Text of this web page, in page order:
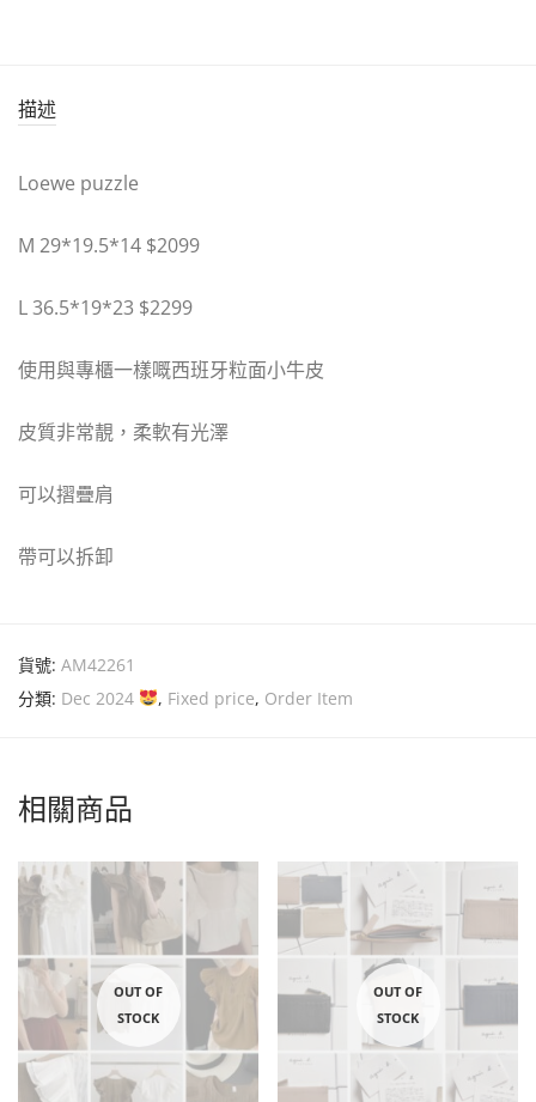
描述
Loewe puzzle
M 29*19.5*14 $2099
L 36.5*19*23 $2299
使用與專櫃一樣嘅西班牙粒面小牛皮
皮質非常靚，柔軟有光澤
可以摺疊肩
帶可以拆卸
貨號: AM42261
分類: Dec 2024 , Fixed price, Order Item
相關商品